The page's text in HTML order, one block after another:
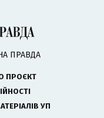
ПРАВДА
ПРОЄКТ
УП